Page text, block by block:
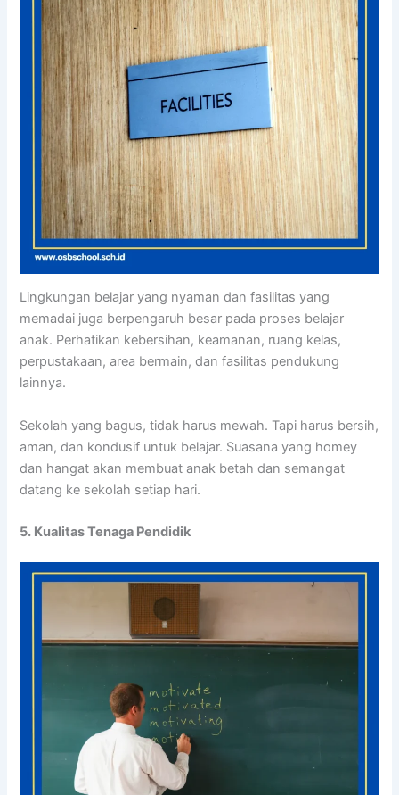
Lingkungan belajar yang nyaman dan fasilitas yang
memadai juga berpengaruh besar pada proses belajar
anak. Perhatikan kebersihan, keamanan, ruang kelas,
perpustakaan, area bermain, dan fasilitas pendukung
lainnya.
Sekolah yang bagus, tidak harus mewah. Tapi harus bersih,
aman, dan kondusif untuk belajar. Suasana yang homey
dan hangat akan membuat anak betah dan semangat
datang ke sekolah setiap hari.
5. Kualitas Tenaga Pendidik